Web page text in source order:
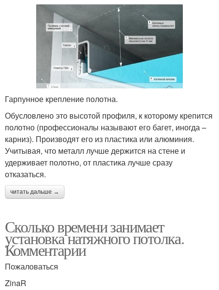
Гарпунное крепление полотна.
Обусловлено это высотой профиля, к которому крепится
полотно (профессионалы называют его багет, иногда –
карниз). Производят его из пластика или алюминия.
Учитывая, что металл лучше держится на стене и
удерживает полотно, от пластика лучше сразу
отказаться.
читать дальше →
Сколько времени занимает
установка натяжного потолка.
Комментарии
Пожаловаться
ZinaR